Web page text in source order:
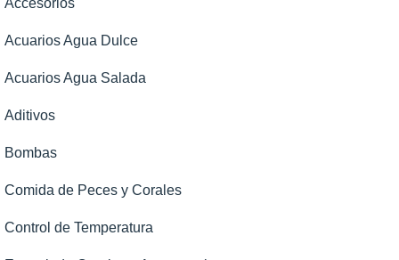
Acuarios Agua Dulce
Acuarios Agua Salada
Aditivos
Bombas
Comida de Peces y Corales
Control de Temperatura